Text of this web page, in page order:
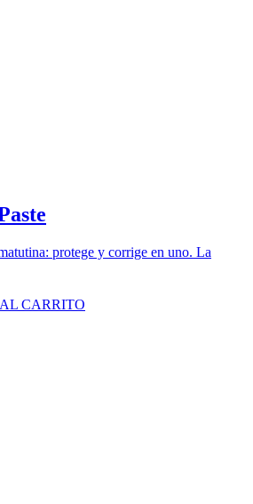
protege y corrige en uno. La
CARRITO